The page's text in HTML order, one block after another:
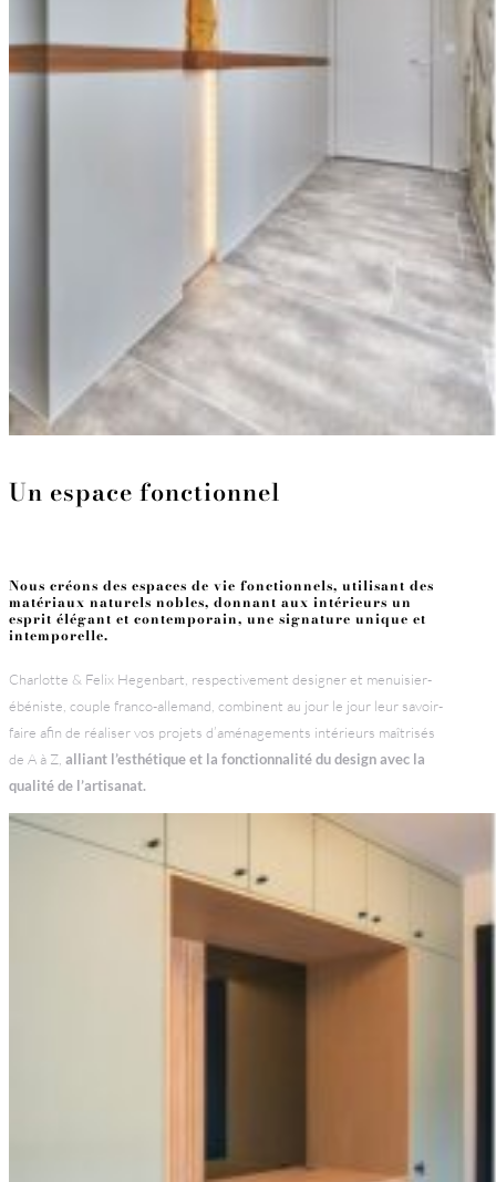
Un espace fonctionnel
Nous créons des espaces de vie fonctionnels, utilisant des
matériaux naturels nobles, donnant aux intérieurs un
esprit élégant et contemporain, une signature unique et
intemporelle.
Charlotte & Felix Hegenbart, respectivement designer et menuisier-
ébéniste, couple franco-allemand, combinent au jour le jour leur savoir-
faire afin de réaliser vos projets d’aménagements intérieurs maîtrisés
de A à Z, alliant l’esthétique et la fonctionnalité du design avec la
qualité de l’artisanat.